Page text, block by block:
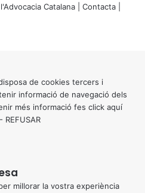
Catalana | Contacta
de cookies tercers i
informació de navegació dels
més informació fes click aquí
- REFUSAR
millorar la vostra experiència